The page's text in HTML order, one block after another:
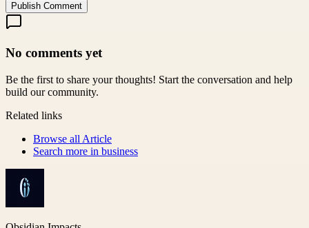
Publish Comment
No comments yet
Be the first to share your thoughts! Start the conversation and help
build our community.
Related links
Browse all Article
Search more in business